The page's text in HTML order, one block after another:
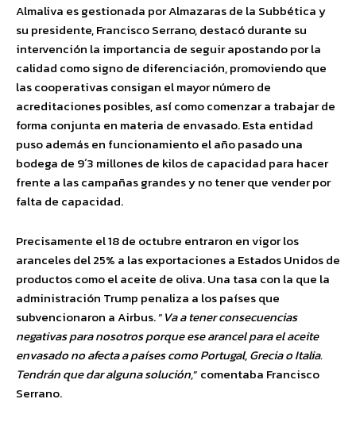
Almaliva es gestionada por Almazaras de la Subbética y
su presidente, Francisco Serrano, destacó durante su
intervención la importancia de seguir apostando por la
calidad como signo de diferenciación, promoviendo que
las cooperativas consigan el mayor número de
acreditaciones posibles, así como comenzar a trabajar de
forma conjunta en materia de envasado. Esta entidad
puso además en funcionamiento el año pasado una
bodega de 9´3 millones de kilos de capacidad para hacer
frente a las campañas grandes y no tener que vender por
falta de capacidad.
Precisamente el 18 de octubre entraron en vigor los
aranceles del 25% a las exportaciones a Estados Unidos de
productos como el aceite de oliva. Una tasa con la que la
administración Trump penaliza a los países que
subvencionaron a Airbus. “Va a tener consecuencias
negativas para nosotros porque ese arancel para el aceite
envasado no afecta a países como Portugal, Grecia o Italia.
Tendrán que dar alguna solución,” comentaba Francisco
Serrano.